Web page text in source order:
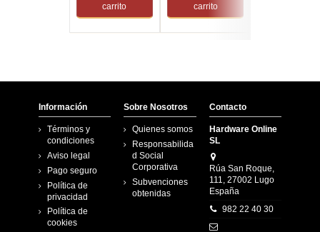
carrito
carrito
Información
Términos y
condiciones
Aviso legal
Pago seguro
Política de
privacidad
Política de
cookies
Sobre Nosotros
Quienes somos
Responsabilida
d Social
Corporativa
Subvenciones
obtenidas
Contacto
Hardware Online
SL
Rúa San Roque,
111, 27002 Lugo
España
982 22 40 30